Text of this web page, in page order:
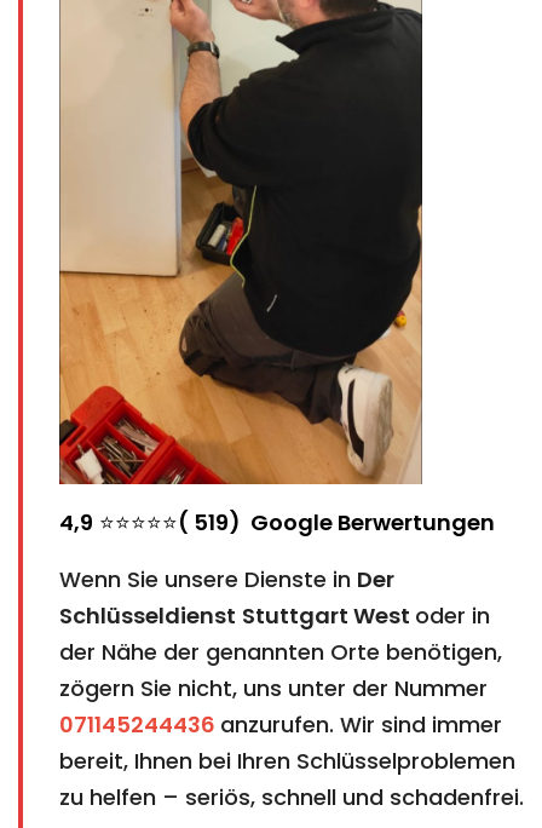
4,9 ⭐⭐⭐⭐⭐( 519) Google Berwertungen
Wenn Sie unsere Dienste in Der
Schlüsseldienst Stuttgart West oder in
der Nähe der genannten Orte benötigen,
zögern Sie nicht, uns unter der Nummer
071145244436 anzurufen. Wir sind immer
bereit, Ihnen bei Ihren Schlüsselproblemen
zu helfen – seriös, schnell und schadenfrei.